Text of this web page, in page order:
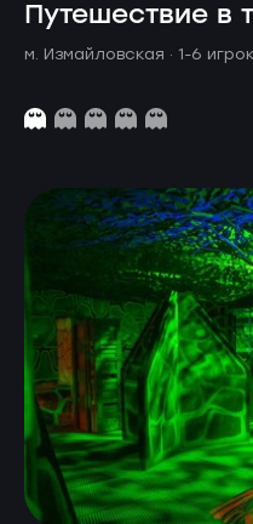
Путешествие в
м. Измайловская · 1-6